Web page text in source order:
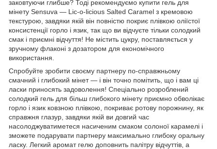
заковтуючи глибше? Тоді рекомендуємо купити гель для
мінету Sensuva — Lic-o-licious Salted Caramel з кремовою
текстурою, завдяки якій він повністю покриє плівкою оліїстої
консистенції горло і язик, так що ви відчуєте тільки солодкий
смак і приємні відчуття! Не містить цукру, поставляється у
зручному флаконі з дозатором для економічного
використання.
Спробуйте зробити своєму партнеру по-справжньому
смачний і глибокий мінет — і він точно помітить, що і вам ці
ласки приносять задоволення! Спеціально розроблений
солодкий гель для більш глибокого мінету приємно обволікає
горло і язик ковзною плівкою, покриває ротову порожнину, як
справжня глазур, завдяки якій ви довгий час
насолоджуватиметеся насиченим смаком солоної карамелі і
зможете подарувати партнеру максимально глибоку оральну
ласку. Легкий аромат гелю доповнить палітру відчуттів, а